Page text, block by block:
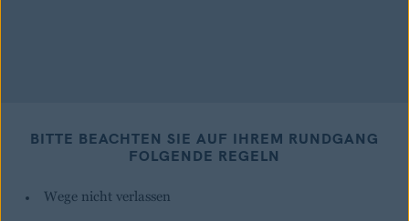
BITTE BEACHTEN SIE AUF IHREM RUNDGANG
FOLGENDE REGELN
Wege nicht verlassen